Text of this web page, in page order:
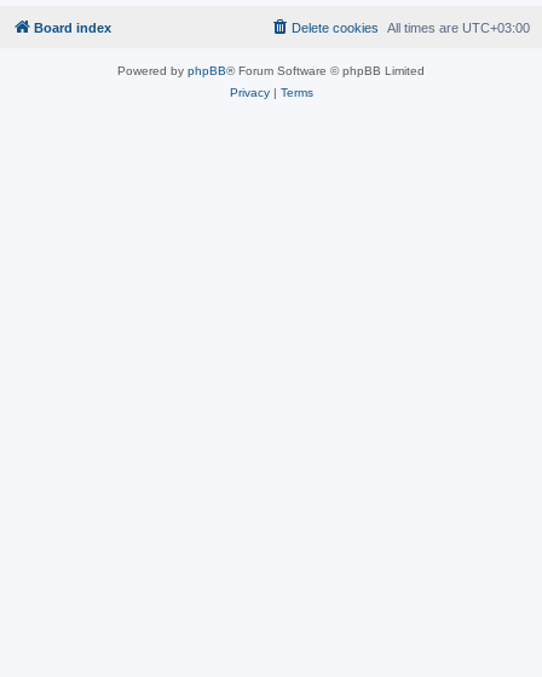
Board index All times are UTC+03:00
Delete cookies
Powered by phpBB® Forum Software © phpBB Limited
Privacy| Terms